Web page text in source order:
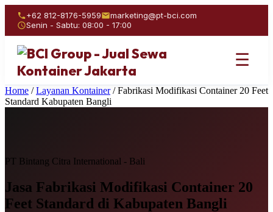
+62 812-8176-5959
marketing@pt-bci.com
Senin - Sabtu: 08:00 - 17:00
☰
Home / Layanan Kontainer / Fabrikasi Modifikasi Container 20 Feet
Standard Kabupaten Bangli
PT Bintang Citra International - Bali
Jasa Fabrikasi Modifikasi Container 20
Feet Standard di Kabupaten Bangli